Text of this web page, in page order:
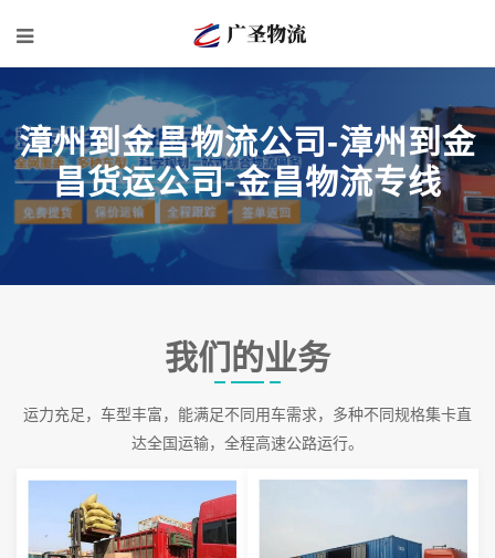
漳州到金昌物流公司-漳州到金
昌货运公司-金昌物流专线
我们的业务
运力充足，车型丰富，能满足不同用车需求，多种不同规格集卡直
达全国运输，全程高速公路运行。